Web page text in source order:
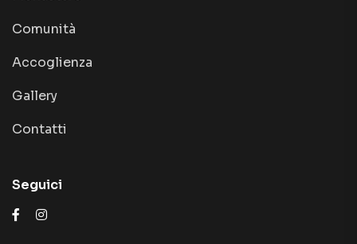
Comunità
Accoglienza
Gallery
Contatti
Seguici